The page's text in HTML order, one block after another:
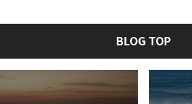
BLOG TOP